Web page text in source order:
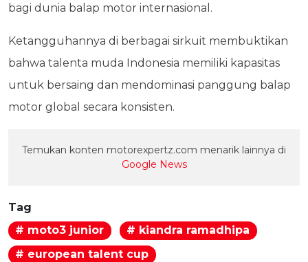
bagi dunia balap motor internasional.
Ketangguhannya di berbagai sirkuit membuktikan
bahwa talenta muda Indonesia memiliki kapasitas
untuk bersaing dan mendominasi panggung balap
motor global secara konsisten.
Temukan konten motorexpertz.com menarik lainnya di
Google News
Tag
# moto3 junior
# kiandra ramadhipa
# european talent cup